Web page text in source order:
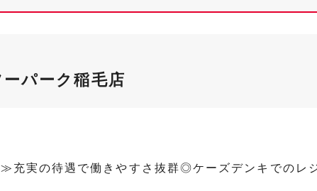
パーク稲毛店
充実の待遇で働きやすさ抜群◎ケーズデンキでのレ